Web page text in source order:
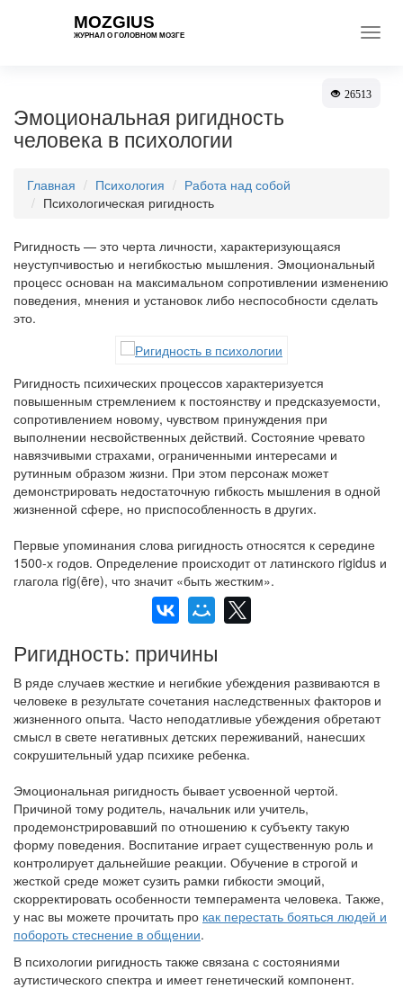
MOZGIUS
ЖУРНАЛ О ГОЛОВНОМ МОЗГЕ
Эмоциональная ригидность
человека в психологии
Главная Психология
Работа над собой
Психологическая ригидность
26513
Ригидность — это черта личности, характеризующаяся
неуступчивостью и негибкостью мышления. Эмоциональный
процесс основан на максимальном сопротивлении изменению
поведения, мнения и установок либо неспособности сделать
это.
Ригидность психических процессов характеризуется
повышенным стремлением к постоянству и предсказуемости,
сопротивлением новому, чувством принуждения при
выполнении несвойственных действий. Состояние чревато
навязчивыми страхами, ограниченными интересами и
рутинным образом жизни. При этом персонаж может
демонстрировать недостаточную гибкость мышления в одной
жизненной сфере, но приспособленность в других.
Первые упоминания слова ригидность относятся к середине
1500-х годов. Определение происходит от латинского rigidus и
глагола rig(ēre), что значит «быть жестким».
Ригидность: причины
В ряде случаев жесткие и негибкие убеждения развиваются в
человеке в результате сочетания наследственных факторов и
жизненного опыта. Часто неподатливые убеждения обретают
смысл в свете негативных детских переживаний, нанесших
сокрушительный удар психике ребенка.
Эмоциональная ригидность бывает усвоенной чертой.
Причиной тому родитель, начальник или учитель,
продемонстрировавший по отношению к субъекту такую
форму поведения. Воспитание играет существенную роль и
контролирует дальнейшие реакции. Обучение в строгой и
жесткой среде может сузить рамки гибкости эмоций,
скорректировать особенности темперамента человека. Также,
у нас вы можете прочитать про как перестать бояться людей и
побороть стеснение в общении.
В психологии ригидность также связана с состояниями
аутистического спектра и имеет генетический компонент.